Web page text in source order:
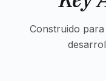
Construido